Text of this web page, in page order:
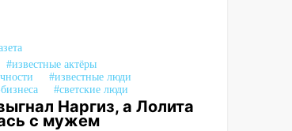
#известные актёры
#известные люди
#светские люди
Наргиз, а Лолита
с мужем